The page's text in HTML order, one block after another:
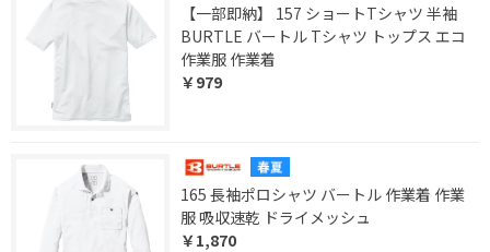
【一部即納】 157 ショートTシャツ 半袖
BURTLE バートル Tシャツ トップス エコ
作業服 作業着
￥979
165 長袖ポロシャツ バートル 作業着 作業
服 吸収速乾 ドライメッシュ
￥1,870